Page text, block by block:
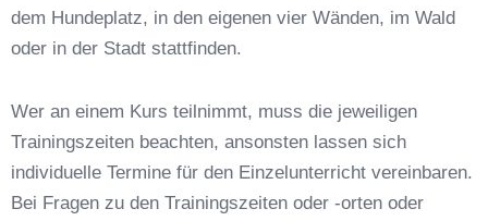
Hundeschulen vs. Hundesportvereine in
Marktoffingen
Darum lohnt sich der Besuch einer
Hundeschule
dem Hundeplatz, in den eigenen vier Wänden, im Wald
oder in der Stadt stattfinden.
Wer an einem Kurs teilnimmt, muss die jeweiligen
Trainingszeiten beachten, ansonsten lassen sich
individuelle Termine für den Einzelunterricht vereinbaren.
Bei Fragen zu den Trainingszeiten oder -orten oder